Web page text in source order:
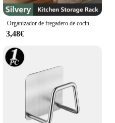
Organizador de fregadero de cocina, estante de drenaje automático, soporte de esponja, escurridor de jabón, accesorios de cocina
3,48€